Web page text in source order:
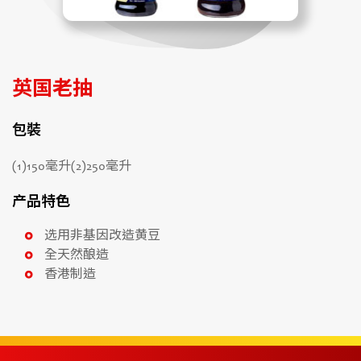
英国老抽
包裝
(1)150毫升(2)250毫升
产品特色
选用非基因改造黄豆
全天然酿造
香港制造